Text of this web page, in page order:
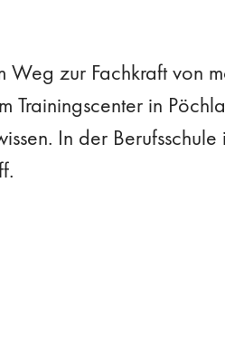
zur Fachkraft von
Trainingscenter in
In der